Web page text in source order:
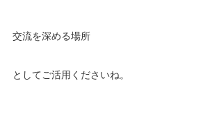
交流を深める場所
としてご活用くださいね。